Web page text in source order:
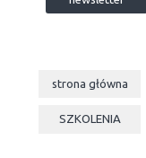
strona główna
SZKOLENIA